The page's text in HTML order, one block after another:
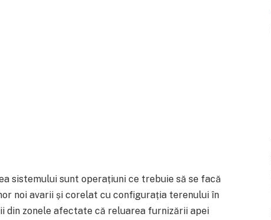
sistemului sunt operațiuni ce trebuie să se facă
noi avarii și corelat cu configurația terenului în
din zonele afectate că reluarea furnizării apei